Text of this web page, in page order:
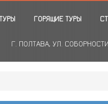
ГОРЯЩИЕ ТУРЫ
Г. ПОЛТАВА, УЛ.